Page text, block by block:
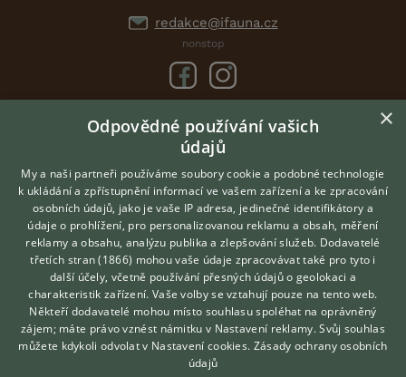
redakce@ifauna.cz
nonstop
DOMOVSKÁ STRÁNKA
INZERCE
DISKUSE
ČLÁNKY
CHOVATELSKÉ STANICE
VÝBĚR VHODNÉHO PLEMENE
O nás
Kontakt
Možnosti zvýraznění inzerátů
Hledáte zvířecího kamaráda?
Zdarma vám poradí
VETERINÁŘ ONLINE
KONZULTOVAT S
VETERINÁŘEM
×
Odpovědné používání vašich
údajů
My a naši partneři používáme soubory cookie a podobné technologie
k ukládání a zpřístupnění informací ve vašem zařízení a ke zpracování
osobních údajů, jako je vaše IP adresa, jedinečné identifikátory a
údaje o prohlížení, pro personalizovanou reklamu a obsah, měření
reklamy a obsahu, analýzu publika a zlepšování služeb. Dodavatelé
třetích stran (1866) mohou vaše údaje zpracovávat také pro tyto i
další účely, včetně používání přesných údajů o geolokaci a
charakteristik zařízení. Vaše volby se vztahují pouze na tento web.
Někteří dodavatelé mohou místo souhlasu spoléhat na oprávněný
zájem; máte právo vznést námitku v Nastavení reklamy. Svůj souhlas
můžete kdykoli odvolat v Nastavení cookies. Zásady ochrany osobních
údajů